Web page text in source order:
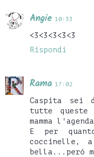
Angie 10:33
<3<3<3<3<3
Rispondi
Rama 17:02
Caspita sei
tutte queste
mamma
E per
coccinelle, a
bella...peró